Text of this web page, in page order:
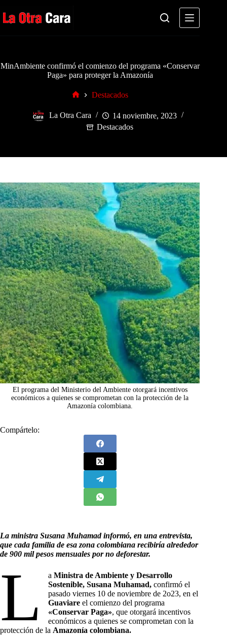
al
contenido
MinAmbiente confirmó el comienzo del programa «Conservar
Paga» para proteger la Amazonía
Destacados
La Otra Cara
14 noviembre, 2023
Destacados
El programa del Ministerio del Ambiente otorgará incentivos
económicos a quienes se comprometan con la protección de la
Amazonía colombiana.
Compártelo:
La ministra Susana Muhamad informó, en una entrevista,
que cada familia de esa zona colombiana recibiría alrededor
de 900 mil pesos mensuales por no deforestar.
L a Ministra de Ambiente y Desarrollo
Sostenible, Susana Muhamad,confirmó el
pasado viernes 10 de noviembre de 2o23, en el
Guaviareel comienzo del programa
«Conservar Paga», que otorgará incentivos
económicos a quienes se comprometan con la
protección de la Amazonía colombiana.